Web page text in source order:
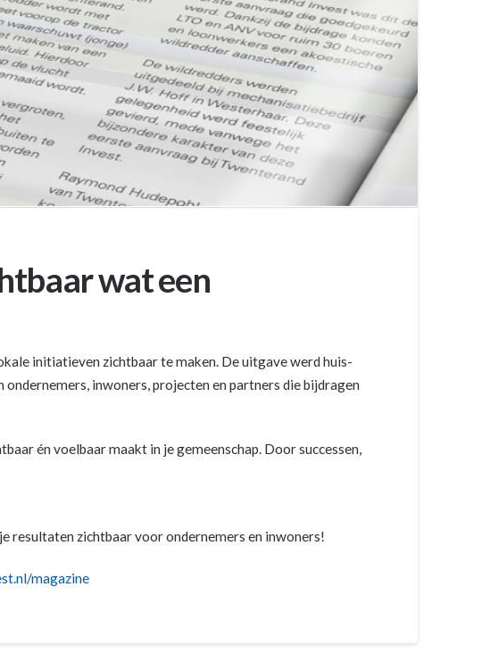
wat een
initiatieven zichtbaar te maken. De uitgave werd huis-
inwoners, projecten en partners die bijdragen
én voelbaar maakt in je gemeenschap. Door successen,
resultaten zichtbaar voor ondernemers en inwoners!
magazine